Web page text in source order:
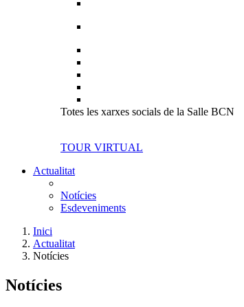
Totes les xarxes socials de la Salle BCN
TOUR VIRTUAL
Actualitat
Notícies
Esdeveniments
Inici
Actualitat
Notícies
Notícies